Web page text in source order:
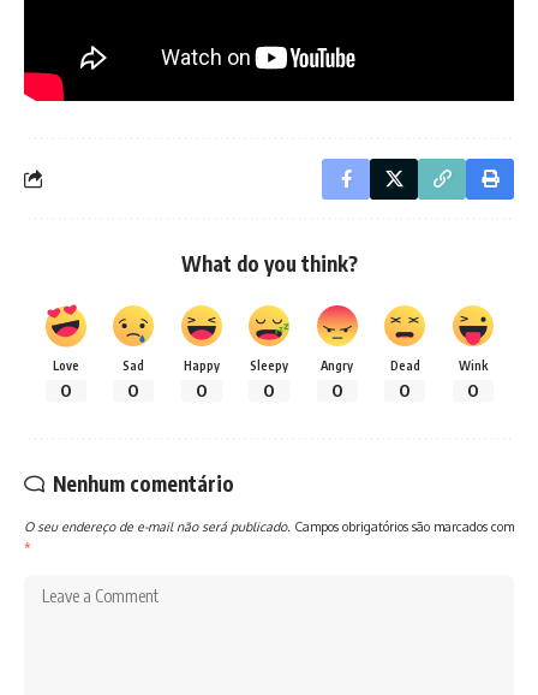
Por Midia Ninja
What do you think?
Love
0
Sad
0
Happy
0
Sleepy
0
Angry
0
Dead
0
Wink
0
Nenhum comentário
O seu endereço de e-mail não será publicado. Campos obrigatórios são marcados com
*